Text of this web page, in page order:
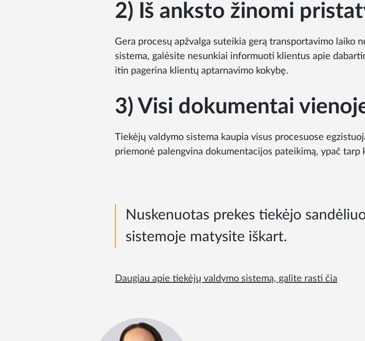
2) Iš anksto žinomi
Gera procesų apžvalga suteikia gerą transportavimo laiko
sistema, galėsite nesunkiai informuoti klientus apie
itin pagerina klientų aptarnavimo kokybę.
3) Visi dokumentai
Tiekėjų valdymo sistema kaupia visus procesuose
priemonė palengvina dokumentacijos pateikimą, ypač tarp
Nuskenuotas prekes tiekėjo
sistemoje matysite iškart.
Daugiau apie tiekėjų valdymo sistemą, galite rasti čia